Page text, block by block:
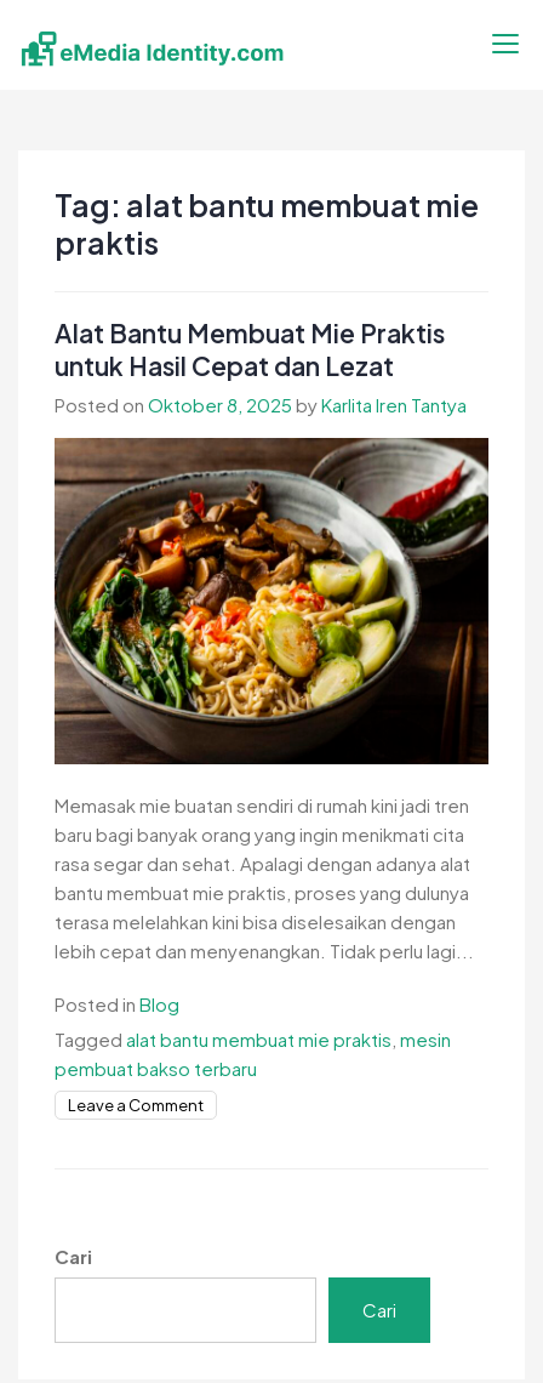
content
Tag: alat bantu membuat mie
praktis
Alat Bantu Membuat Mie Praktis
untuk Hasil Cepat dan Lezat
Posted on Oktober 8, 2025 byKarlita Iren Tantya
Memasak mie buatan sendiri di rumah kini jadi tren
baru bagi banyak orang yang ingin menikmati cita
rasa segar dan sehat. Apalagi dengan adanya alat
bantu membuat mie praktis, proses yang dulunya
terasa melelahkan kini bisa diselesaikan dengan
lebih cepat dan menyenangkan. Tidak perlu lagi...
Posted in Blog
Tagged alat bantu membuat mie praktis mesin
pembuat bakso terbaru
Leave a Commenton
untuk
Cari
Cari